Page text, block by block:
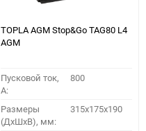
TOPLA AGM Stop&Go TAG80 L4
AGM
Пусковой ток,
A:
800
Размеры
(ДхШхВ), мм:
315x175x190